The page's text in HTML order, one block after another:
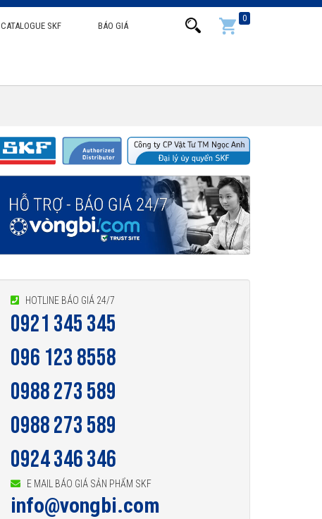
CATALOGUE SKF BÁO GIÁ
0
HOTLINE BÁO GIÁ 24/7
0921 345 345
096 123 8558
0988 273 589
0988 273 589
0924 346 346
E MAIL BÁO GIÁ SẢN PHẨM SKF
info@vongbi.com